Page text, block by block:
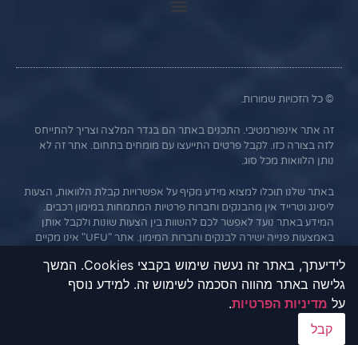
© כל הזכויות שמורות.
זה אתר אינפורמטיבי. התכנים באתר הם בגדר המלצה וצריך להתייחס
לזה בצורה כזו. לקבל פרטים התייעצו עם מומחים בתחום. אתר זה לא
נותן הלוואות מכל סוג.
באתר שלנו תוכלו למצוא מידע מקיף על אפשרויות קבלת הלוואות, הצעות
ליסינג וטרייד אין מהבנקים וחברות פרטיות המתמחות במימון רכבים.
המידע באתר נועד לאפשר לכם להשוות בין הצעות שונות ולקבל אותן
באמצעות פנייה ישירה לבנקים וחברות המימון. אתר "UFU" אינו מקיים
לגולשים בלבד. חשוב לציין כי אי עמידה בתנאי ההלוואה או בהחזר
האשראי עלול לגרור חיוב בריבית פיגורים והליכי הוצאה לפועל.
תנאי שימוש תקנון אתר - UFU הלוואות
לידיעתך, באתר זה נעשה שימוש בקבצי Cookies. המשך
גלישה באתר מהווה הסכמה לשימוש זה. למידע נוסף
על מדיניות הפרטיות.
קבל